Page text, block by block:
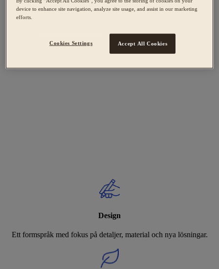
Design
Ett formspråk med fokus på detaljer, material och nya lösningar.
device to enhance site navigation, analyze site usage, and assist in our marketing
efforts.
Cookies Settings Accept All Cookies